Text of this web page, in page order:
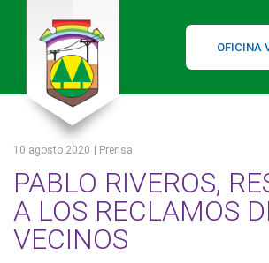
OFICINA
10 agosto 2020 | Prensa
PABLO RIVEROS,
A LOS RECLAMOS
VECINOS